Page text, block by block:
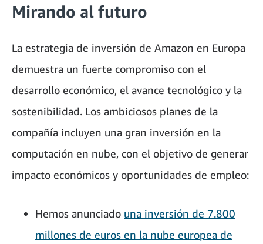
Mirando al futuro
La estrategia de inversión de Amazon en Europa
demuestra un fuerte compromiso con el
desarrollo económico, el avance tecnológico y la
sostenibilidad. Los ambiciosos planes de la
compañía incluyen una gran inversión en la
computación en nube, con el objetivo de generar
impacto económicos y oportunidades de empleo:
Hemos anunciado una inversión de 7.800
millones de euros en la nube europea de